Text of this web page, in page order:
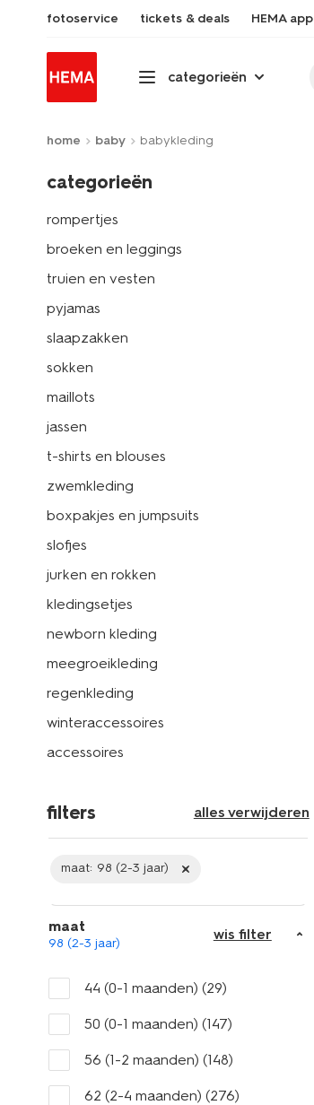
fotoservice tickets & deals HEMA app
categorieën
home baby babykleding
categorieën
rompertjes
broeken en leggings
truien en vesten
pyjamas
slaapzakken
sokken
maillots
jassen
t-shirts en blouses
zwemkleding
boxpakjes en jumpsuits
slofjes
jurken en rokken
kledingsetjes
newborn kleding
meegroeikleding
regenkleding
winteraccessoires
accessoires
filters alles verwijderen
maat: 98 (2-3 jaar)
maat
98 (2-3 jaar)
wis filter
44 (0-1 maanden) (29)
50 (0-1 maanden) (147)
56 (1-2 maanden) (148)
62 (2-4 maanden) (276)